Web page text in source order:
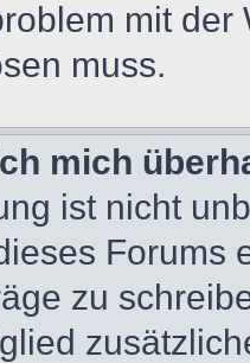
mit
muss.
mich
ist nicht
Forums
zu